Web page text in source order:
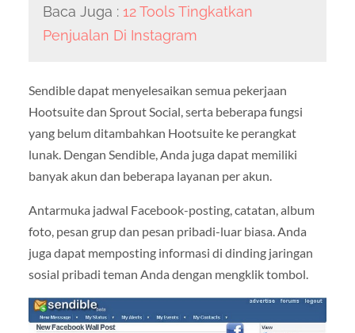
Baca Juga : 12 Tools Tingkatkan
Penjualan Di Instagram
Sendible dapat menyelesaikan semua pekerjaan
Hootsuite dan Sprout Social, serta beberapa fungsi
yang belum ditambahkan Hootsuite ke perangkat
lunak. Dengan Sendible, Anda juga dapat memiliki
banyak akun dan beberapa layanan per akun.
Antarmuka jadwal Facebook-posting, catatan, album
foto, pesan grup dan pesan pribadi-luar biasa. Anda
juga dapat memposting informasi di dinding jaringan
sosial pribadi teman Anda dengan mengklik tombol.